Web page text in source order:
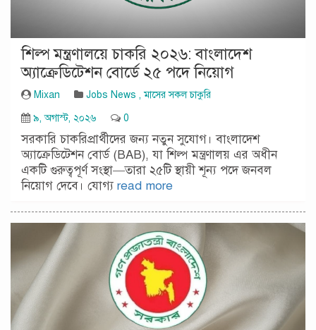
শিল্প মন্ত্রণালয়ে চাকরি ২০২৬: বাংলাদেশ
অ্যাক্রেডিটেশন বোর্ডে ২৫ পদে নিয়োগ
Mixan Jobs News ,মাসের সকল চাকুরি
৯, অগাস্ট, ২০২৬
0
সরকারি চাকরিপ্রার্থীদের জন্য নতুন সুযোগ। বাংলাদেশ
অ্যাক্রেডিটেশন বোর্ড (BAB), যা শিল্প মন্ত্রণালয় এর অধীন
একটি গুরুত্বপূর্ণ সংস্থা—তারা ২৫টি স্থায়ী শূন্য পদে জনবল
নিয়োগ দেবে। যোগ্য read more